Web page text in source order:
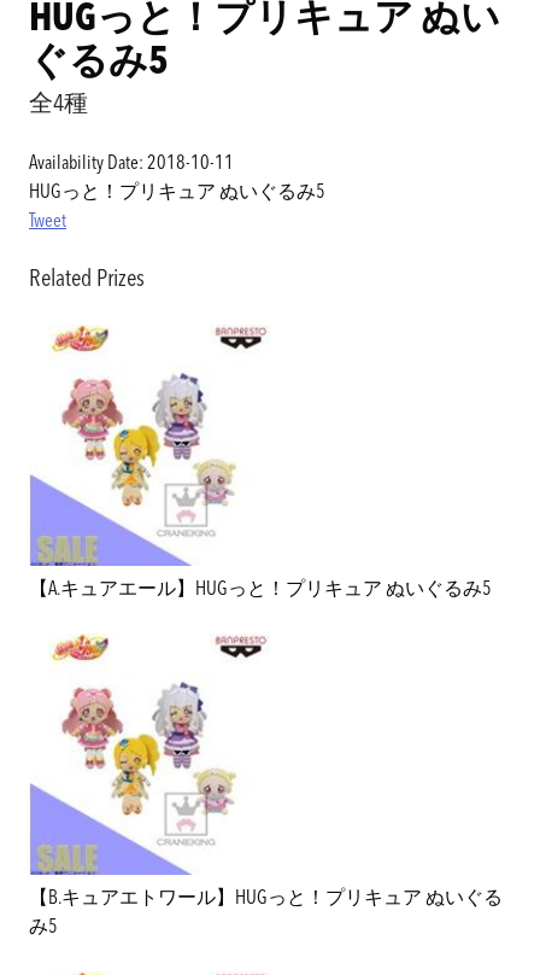
HUGっと！プリキュア ぬい
ぐるみ5
全4種
Availability Date: 2018-10-11
HUGっと！プリキュア ぬいぐるみ5
Tweet
Related Prizes
【A.キュアエール】HUGっと！プリキュア ぬいぐるみ5
【B.キュアエトワール】HUGっと！プリキュア ぬいぐる
み5